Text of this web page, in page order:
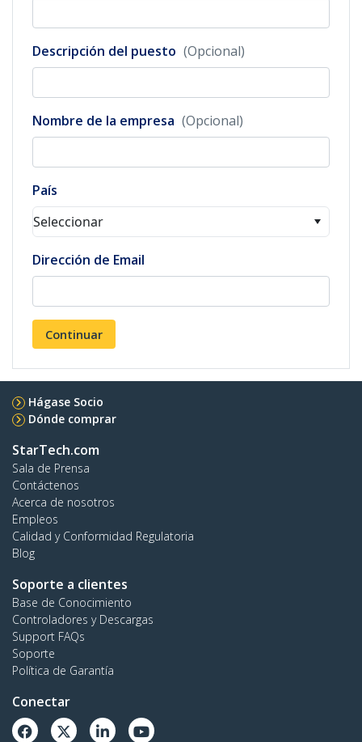
Descripción del puesto (Opcional)
Nombre de la empresa (Opcional)
País
Seleccionar
Dirección de Email
Continuar
Hágase Socio
Dónde comprar
StarTech.com
Sala de Prensa
Contáctenos
Acerca de nosotros
Empleos
Calidad y Conformidad Regulatoria
Blog
Soporte a clientes
Base de Conocimiento
Controladores y Descargas
Support FAQs
Soporte
Política de Garantía
Conectar